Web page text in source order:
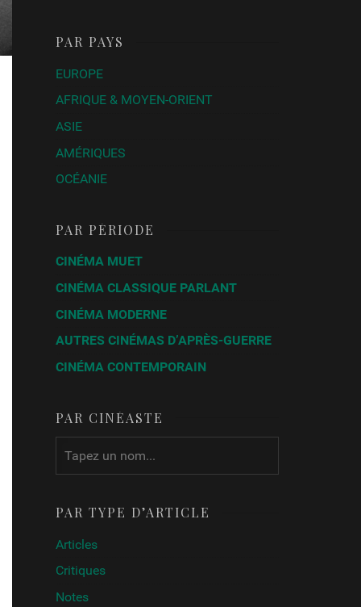
PAR PAYS
EUROPE
AFRIQUE & MOYEN-ORIENT
ASIE
AMÉRIQUES
OCÉANIE
PAR PÉRIODE
CINÉMA MUET
CINÉMA CLASSIQUE PARLANT
CINÉMA MODERNE
AUTRES CINÉMAS D’APRÈS-GUERRE
CINÉMA CONTEMPORAIN
PAR CINÉASTE
PAR TYPE D’ARTICLE
Articles
Critiques
Notes